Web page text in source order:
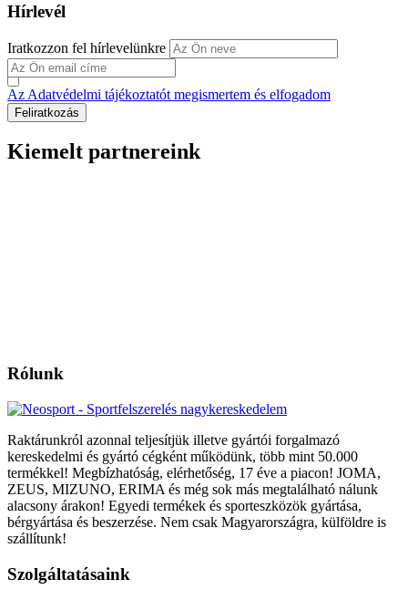
Hírlevél
Iratkozzon fel hírlevelünkre
Az Adatvédelmi tájékoztatót megismertem és elfogadom
Kiemelt partnereink
Rólunk
Raktárunkról azonnal teljesítjük illetve gyártói forgalmazó
kereskedelmi és gyártó cégként működünk, több mint 50.000
termékkel! Megbízhatóság, elérhetőség, 17 éve a piacon! JOMA,
ZEUS, MIZUNO, ERIMA és még sok más megtalálható nálunk
alacsony árakon! Egyedi termékek és sporteszközök gyártása,
bérgyártása és beszerzése. Nem csak Magyarországra, külföldre is
szállítunk!
Szolgáltatásaink